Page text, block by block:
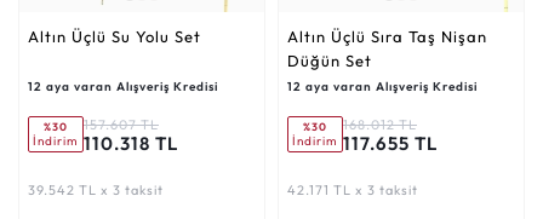
Altın Üçlü Su Yolu Set
12 aya varan Alışveriş Kredisi
%30
İndirim
157.607 TL
110.318 TL
39.542 TL x 3 taksit
Altın Üçlü Sıra Taş Nişan
Düğün Set
12 aya varan Alışveriş Kredisi
%30
İndirim
168.012 TL
117.655 TL
42.171 TL x 3 taksit